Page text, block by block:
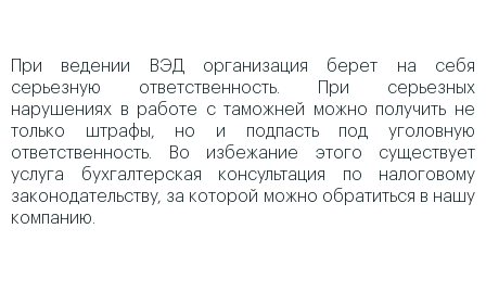
При ведении ВЭД организация берет на себя
серьезную ответственность. При серьезных
нарушениях в работе с таможней можно получить не
только штрафы, но и подпасть под уголовную
ответственность. Во избежание этого существует
услуга бухгалтерская консультация по налоговому
законодательству, за которой можно обратиться в нашу
компанию.